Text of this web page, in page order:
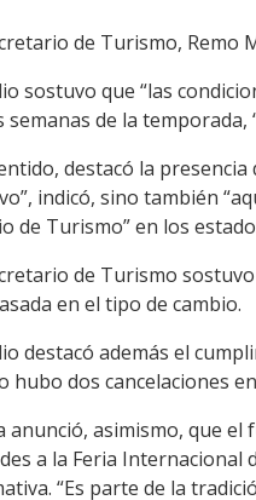
de Turismo, Remo
sostuvo que “las
semanas de la
destacó la
indicó, sino también
de Turismo” en los
de Turismo
en el tipo de cambio.
destacó además el
hubo dos cancelaciones
anunció, asimismo, que
a la Feria Internacional
“Es parte de la